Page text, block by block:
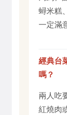
蟳米糕
一定滿
經典台
嗎？
兩人吃
紅燒肉